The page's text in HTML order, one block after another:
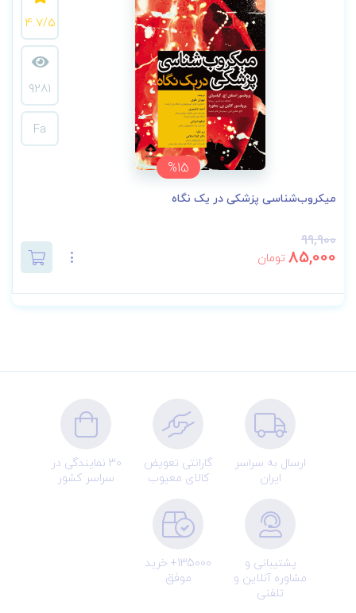
%15
4.7/5
9281
Fa
میکروب‌شناسی پزشکی در یک نگاه
99,900
85,000 تومان
ارسال به سراسر
ایران
گارانتی تعویض
کالای معیوب
30 نمایندگی در
سراسر کشور
پشتیبانی و
مشاوره آنلاین و
تلفنی
135000+ خرید
موفق